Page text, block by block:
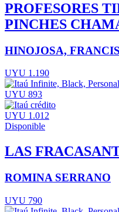
PROFESORES
PINCHES
HINOJOSA,
UYU 1.190
UYU 893
UYU 1.012
Disponible
LAS
ROMINA SERRANO
UYU 790